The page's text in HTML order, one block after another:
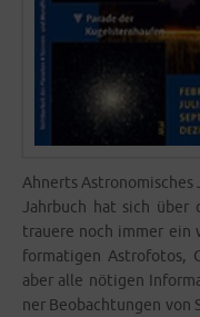
Ahnerts Astro­no­mi­sches
Jahr­buch hat sich über
traue­re noch immer ein
for­ma­ti­gen Astro­fo­tos,
aber alle nöti­gen
ner Beob­ach­tun­gen von